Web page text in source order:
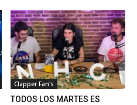
Clapper Fan's
TODOS LOS MARTES ES